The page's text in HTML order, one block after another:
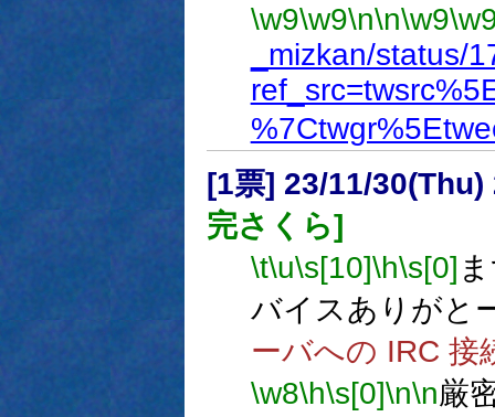
\w9\w9\n\n\w9
_mizkan/status/
[1票] 23/11/
完さくら]
\t\u\s[10]\h\s[0]
バイスありがと
ーバへの IRC 接
\w8\h\s[0]\n\n厳